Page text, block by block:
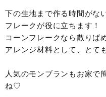
下の生地まで作る時間がな
フレークが役に立ちます！
コーンフレークなら散りば
アレンジ材料として、とて
人気のモンブランもお家で
ね♡